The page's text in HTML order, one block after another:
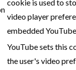
cookie is used to
video player
embedded
YouTube sets this
the user's video